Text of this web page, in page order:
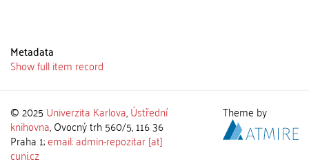
Metadata
Show full item record
© 2025 Univerzita Karlova,Ústřední
knihovna, Ovocný trh 560/5, 116 36
Praha 1;email: admin-repozitar [at]
cuni.cz
Theme by